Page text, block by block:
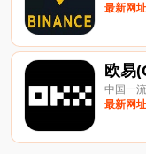
最新网
欧易
中国一
最新网